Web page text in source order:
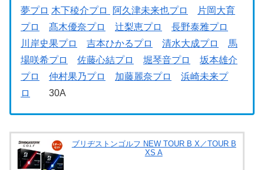
夢プロ 木下稜介プロ 阿久津未来也プロ
片岡大育
プロ
髙木優奈プロ 辻梨恵プロ
長野泰雅プロ
川岸史果プロ
吉本ひかるプロ 清水大成プロ
馬
場咲希プロ
佐藤心結プロ 堀琴音プロ
坂本雄介
プロ
仲村果乃プロ 加藤麗奈プロ
浜崎未来プ
ロ
30A
ブリヂストンゴルフ NEW TOUR B X／TOUR B
XS A